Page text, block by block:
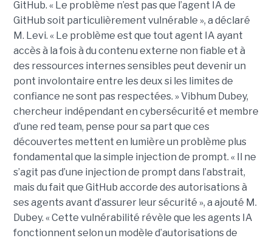
GitHub. « Le problème n’est pas que l’agent IA de
GitHub soit particulièrement vulnérable », a déclaré
M. Levi. « Le problème est que tout agent IA ayant
accès à la fois à du contenu externe non fiable et à
des ressources internes sensibles peut devenir un
pont involontaire entre les deux si les limites de
confiance ne sont pas respectées. » Vibhum Dubey,
chercheur indépendant en cybersécurité et membre
d’une red team, pense pour sa part que ces
découvertes mettent en lumière un problème plus
fondamental que la simple injection de prompt. « Il ne
s’agit pas d’une injection de prompt dans l’abstrait,
mais du fait que GitHub accorde des autorisations à
ses agents avant d’assurer leur sécurité », a ajouté M.
Dubey. « Cette vulnérabilité révèle que les agents IA
fonctionnent selon un modèle d’autorisations de